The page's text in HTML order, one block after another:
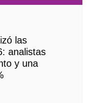
las
analistas
y una